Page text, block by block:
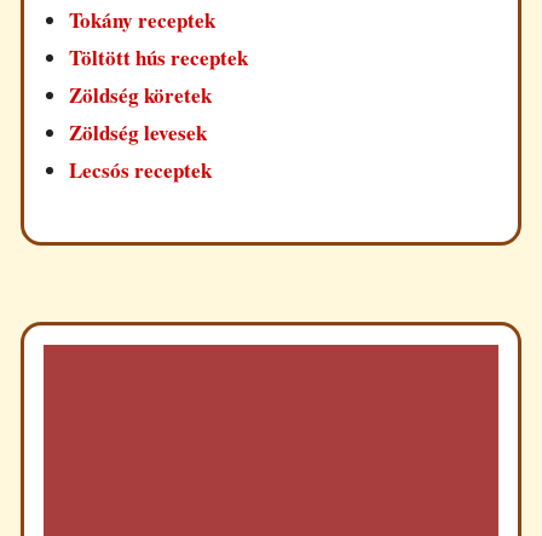
Tokány receptek
Töltött hús receptek
Zöldség köretek
Zöldség levesek
Lecsós receptek